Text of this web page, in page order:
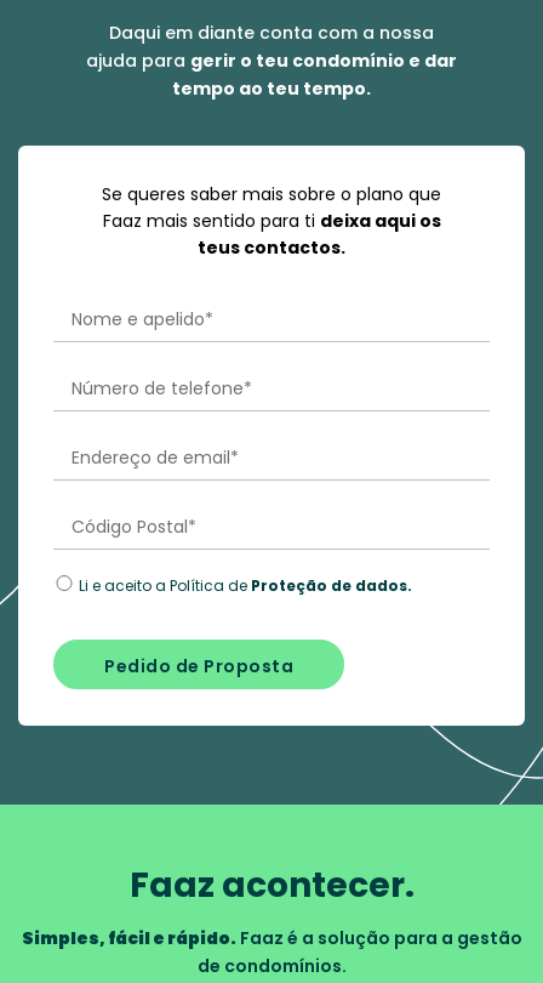
Daqui em diante conta com a nossa
ajuda para gerir o teu condomínio e dar
tempo ao teu tempo.
Se queres saber mais sobre o plano que
Faaz mais sentido para ti deixa aqui os
teus contactos.
Li e aceito a Política de Proteção de dados.
Pedido de Proposta
Faaz acontecer.
Simples, fácil e rápido. Faaz é a solução para a gestão
de condomínios.